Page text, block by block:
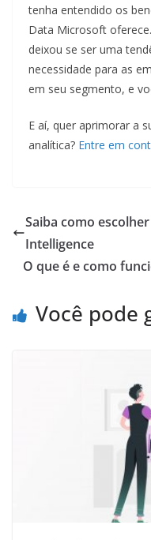
tenha entendido os
Data Microsoft
deixou se ser uma
necessidade para as
em seu segmento, e
E aí, quer aprimorar a
analítica? Entre em
Saiba como
Intelligence
O que é e como
Você pode